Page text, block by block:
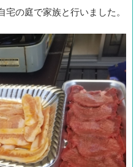
の庭で家族と行いました。